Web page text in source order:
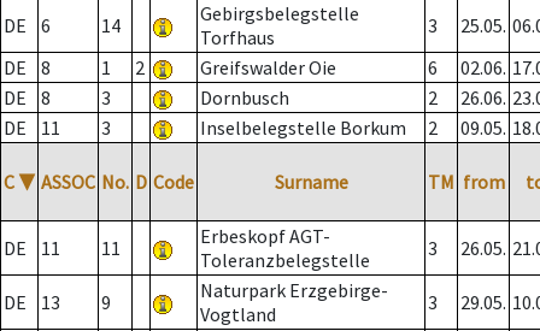
DE
6 14
Gebirgsbelegstelle
Torfhaus
3 25.05.
DE
8 1 2 Greifswalder Oie 6 02.06.
DE
8 3 Dornbusch 2 26.06.
DE
11 3 Inselbelegstelle Borkum 2 09.05.
C ▼ ASSOC No. D Code Surname TM from
DE 11 11
Erbeskopf AGT-
Toleranzbelegstelle
3 26.05.
DE 13 9
Naturpark Erzgebirge-
Vogtland
3 29.05.